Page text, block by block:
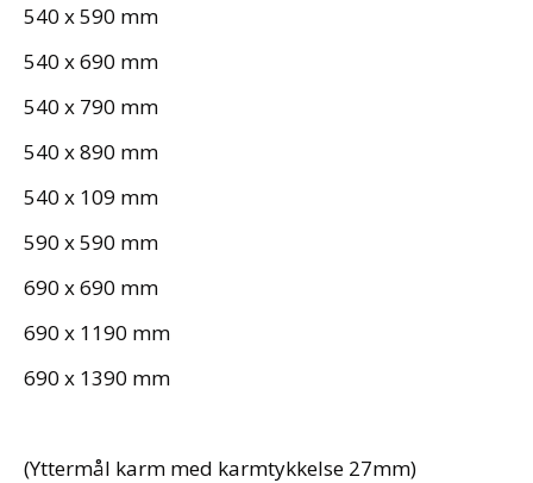
540 x 590 mm
540 x 690 mm
540 x 790 mm
540 x 890 mm
540 x 109 mm
590 x 590 mm
690 x 690 mm
690 x 1190 mm
690 x 1390 mm
(Yttermål karm med karmtykkelse 27mm)